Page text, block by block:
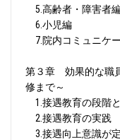
5.高齢者・障害者
6.小児編
7.院内コミュニケ
第３章 効果的な職
修まで～
1.接遇教育の段階
2.接遇教育の実践
3.接遇向上意識が